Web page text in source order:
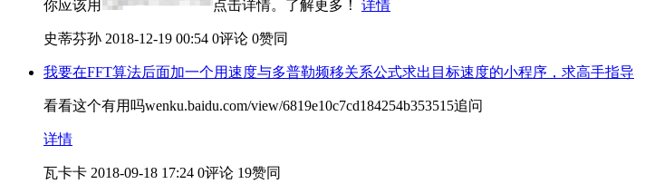
你应该用 点击详情。了解更多！ 详情
史蒂芬孙 2018-12-19 00:54 0评论 0赞同
我要在FFT算法后面加一个用速度与多普勒频移关系公式求出目标速度的小程序，求高手指导
看看这个有用吗wenku.baidu.com/view/6819e10c7cd184254b353515追问
详情
瓦卡卡 2018-09-18 17:24 0评论 19赞同